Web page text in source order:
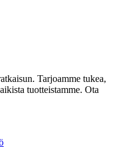
Tarjoamme tukea,
tuotteistamme. Ota